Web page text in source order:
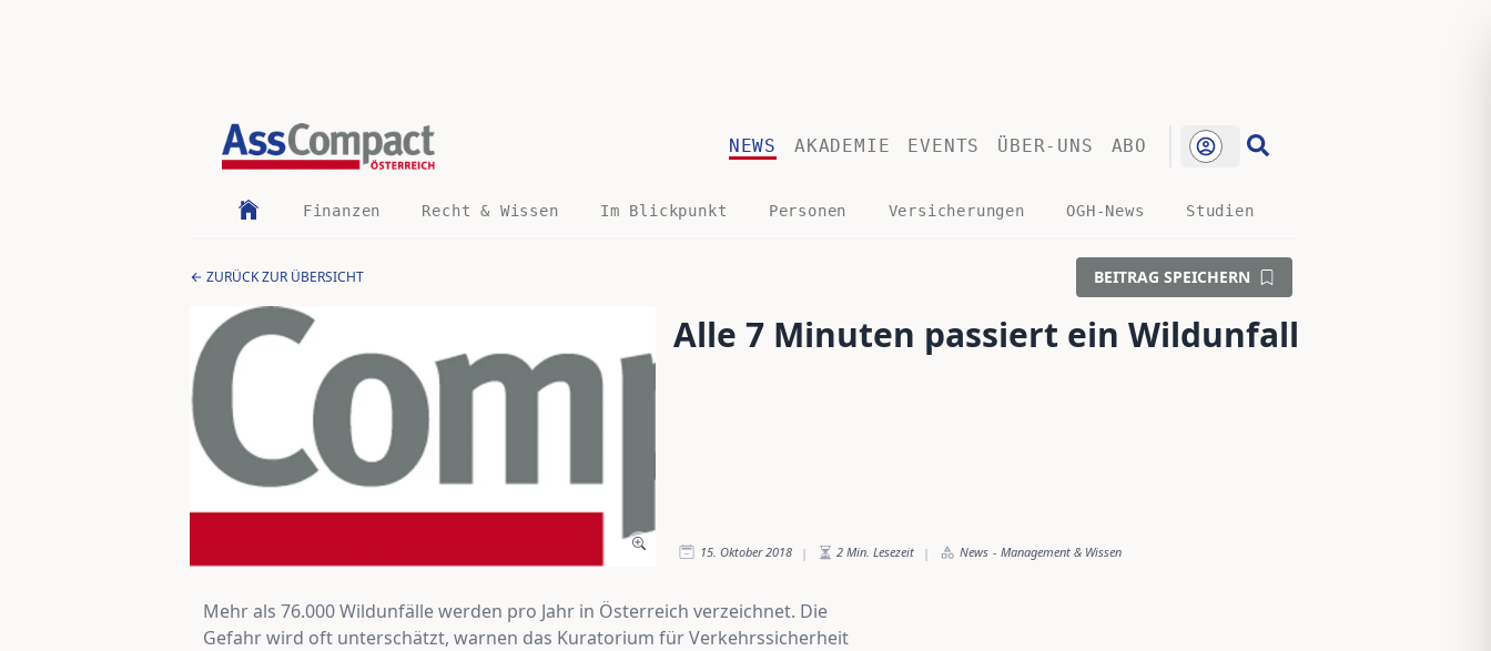
NEWS AKADEMIE EVENTS ÜBER-UNS ABO
Finanzen Recht & Wissen Im Blickpunkt Personen Versicherungen OGH-News Studien
ZURÜCK ZUR ÜBERSICHT BEITRAG SPEICHERN
Alle 7 Minuten passiert ein Wildunfall
15. Oktober 2018 | 2 Min. Lesezeit | News - Management & Wissen
Mehr als 76.000 Wildunfälle werden pro Jahr in Österreich verzeichnet. Die
Gefahr wird oft unterschätzt, warnen das Kuratorium für Verkehrssicherheit